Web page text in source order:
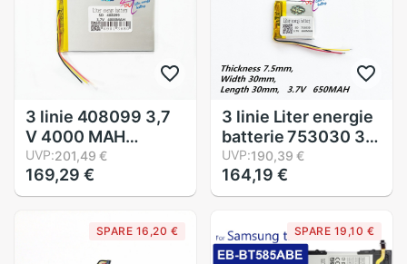
3 linie 408099 3,7
V 4000 MAH
4080100 Batterie
Tablette PC
Tablette generische
Polymer-batterie
UVP:201,49 €
169,29 €
3 linie Liter energie
batterie 753030 3,7
V 650 mah 803030
Universal- Li-Ion
batterie für Tablette
MP3 MP4 DVD
UVP:190,39 €
164,19 €
SPARE 16,20 € SPARE 19,10 €